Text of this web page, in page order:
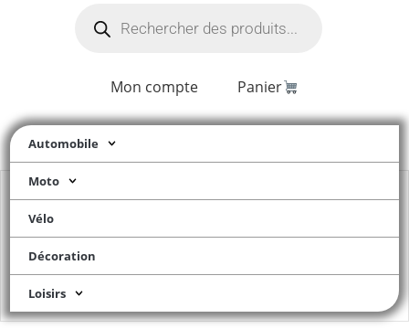
Mon compte Panier
Automobile
Moto
Vélo
Décoration
Loisirs